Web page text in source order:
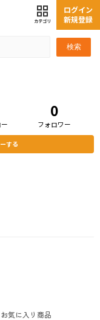
検索
ログイン
新規登録
0
フォロワー
する
お気に入り商品